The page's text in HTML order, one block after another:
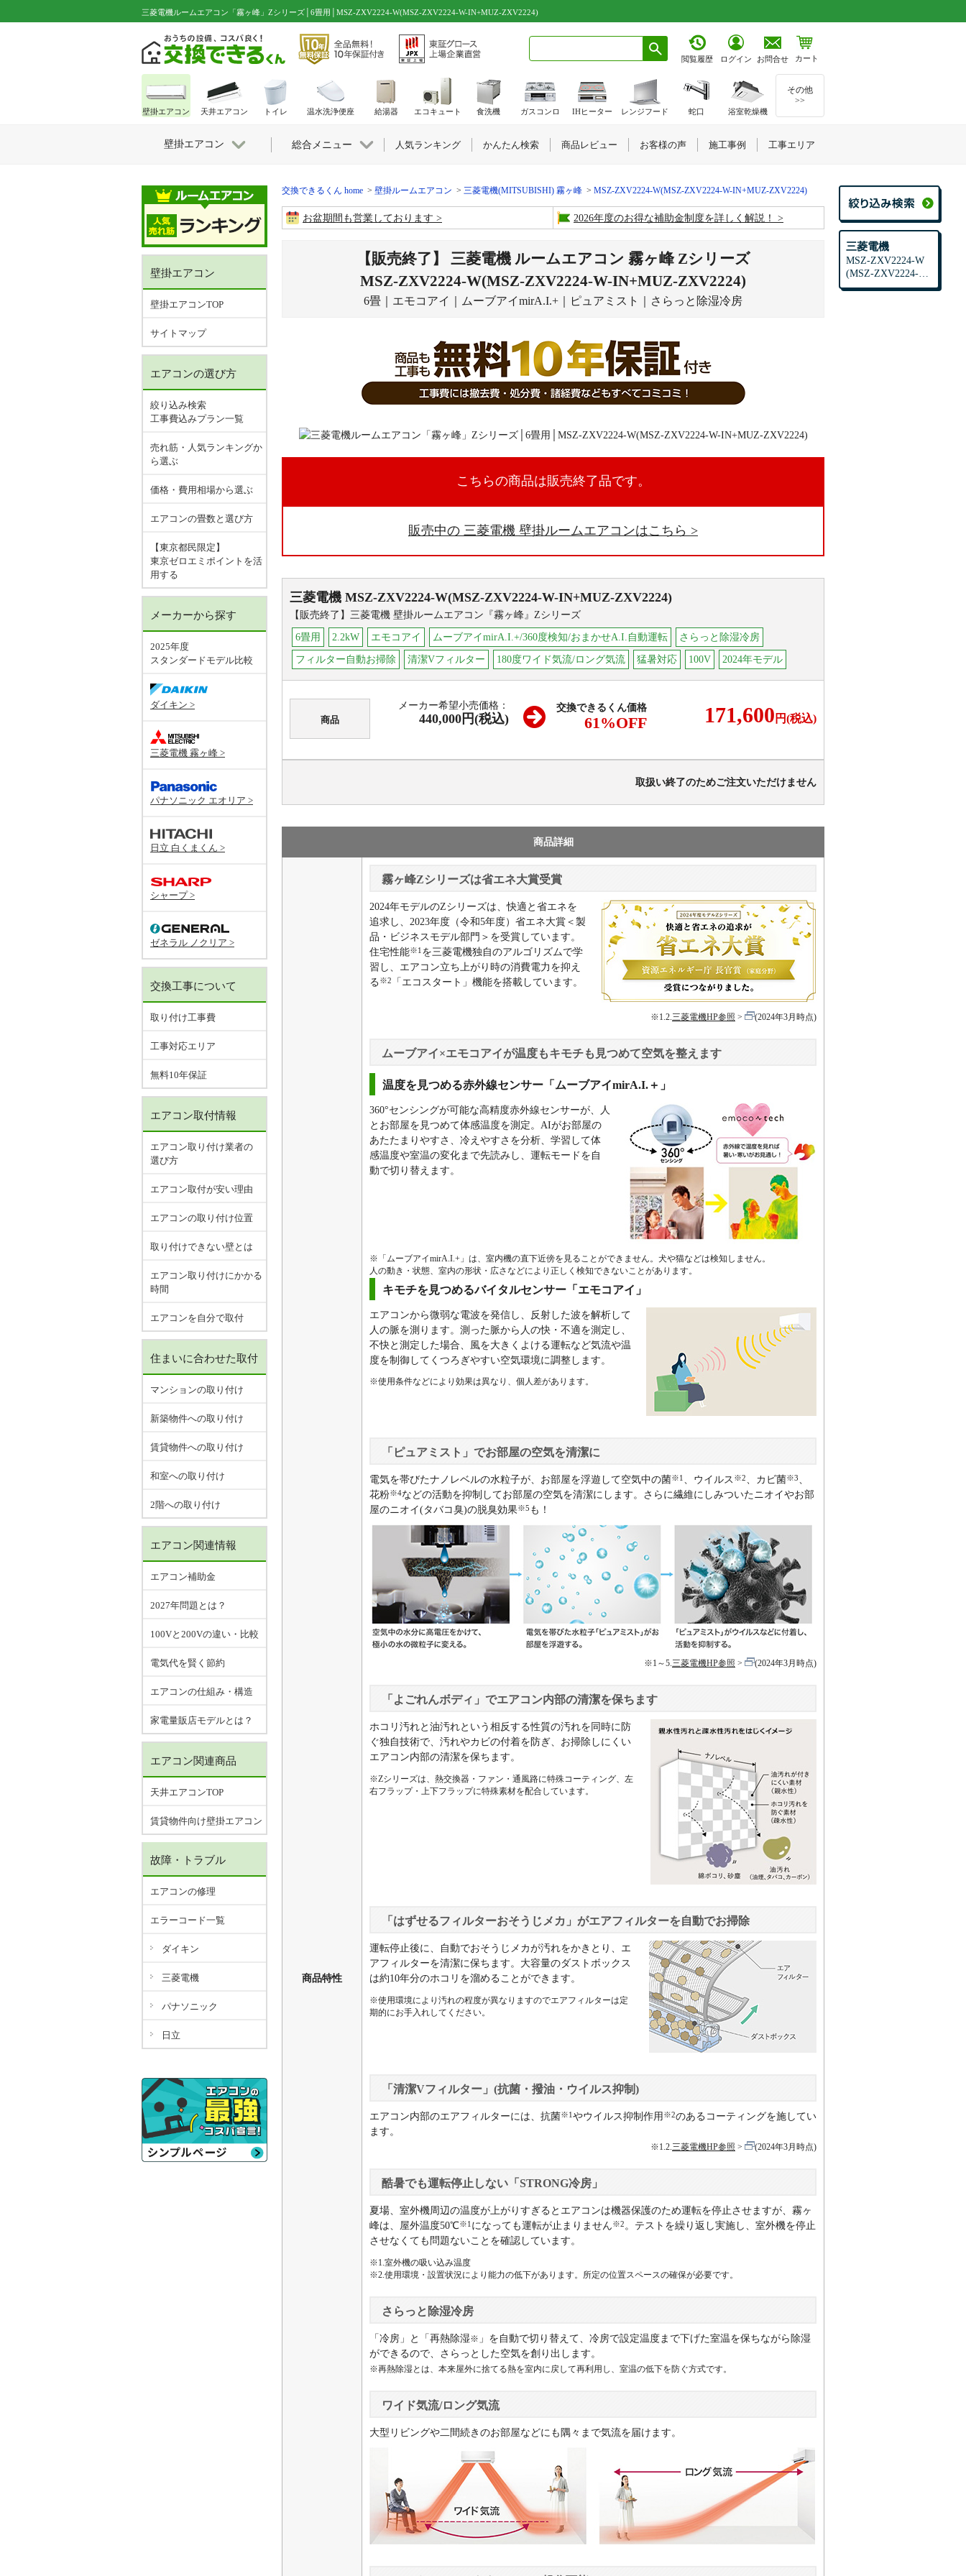
三菱電機
MSZ-ZXV2224-W
(MSZ-ZXV2224-W-
IN+MUZ-ZXV222
三菱電機ルームエアコン「霧ヶ峰」Zシリーズ│6畳用│MSZ-ZXV2224-W(MSZ-ZXV2224-W-IN+MUZ-ZXV2224)
閲覧履歴 ログイン お問合せ カート
交換できるくん home 壁掛ルームエアコン 三菱電機(MITSUBISHI) 霧ヶ峰 MSZ-ZXV2224-W(MSZ-ZXV2224-W-IN+MUZ-ZXV2224)
お盆期間も営業しております 2026年度のお得な補助金制度を詳しく解説！
【販売終了】 三菱電機 ルームエアコン 霧ヶ峰 Zシリーズ
MSZ-ZXV2224-W(MSZ-ZXV2224-W-IN+MUZ-ZXV2224)
6畳｜エモコアイ｜ムーブアイmirA.I.+｜ピュアミスト｜さらっと除湿冷房
こちらの商品は販売終了品です。
販売中の 三菱電機 壁掛ルームエアコンはこちら
三菱電機 MSZ-ZXV2224-W(MSZ-ZXV2224-W-IN+MUZ-ZXV2224)
【販売終了】三菱電機 壁掛ルームエアコン『霧ヶ峰』Zシリーズ
6畳用 2.2kW エモコアイ ムーブアイmirA.I.+/360度検知/おまかせA.I.自動運転 さらっと除湿冷房
フィルター自動お掃除 清潔Vフィルター 180度ワイド気流/ロング気流 猛暑対応 100V 2024年モデル
商品
メーカー希望小売価格：
440,000円(税込)
交換できるくん価格
61%OFF 171,600 円(税込)
取扱い終了のためご注文いただけません
商品詳細
商品特性
霧ヶ峰Zシリーズは省エネ大賞受賞
2024年モデルのZシリーズは、快適と省エネを
追求し、2023年度（令和5年度）省エネ大賞＜製
品・ビジネスモデル部門＞を受賞しています。
住宅性能※1 を三菱電機独自のアルゴリズムで学
習し、エアコン立ち上がり時の消費電力を抑え
る ※2 「エコスタート」機能を搭載しています。
※1.2.三菱電機HP参照 (2024年3月時点)
ムーブアイ×エモコアイが温度もキモチも見つめて空気を整えます
温度を見つめる赤外線センサー「ムーブアイmirA.I.＋」
360°センシングが可能な高精度赤外線センサーが、人
とお部屋を見つめて体感温度を測定。AIがお部屋の
あたたまりやすさ、冷えやすさを分析、学習して体
感温度や室温の変化まで先読みし、運転モードを自
動で切り替えます。
※「ムーブアイmirA.I.+」は、室内機の直下近傍を見ることができません。犬や猫などは検知しません。
人の動き・状態、室内の形状・広さなどにより正しく検知できないことがあります。
キモチを見つめるバイタルセンサー「エモコアイ」
エアコンから微弱な電波を発信し、反射した波を解析して
人の脈を測ります。測った脈から人の快・不適を測定し、
不快と測定した場合、風を大きくよける運転など気流や温
度を制御してくつろぎやすい空気環境に調整します。
※使用条件などにより効果は異なり、個人差があります。
「ピュアミスト」でお部屋の空気を清潔に
電気を帯びたナノレベルの水粒子が、お部屋を浮遊して空気中の菌※1 、ウイルス ※2 、カビ菌※3
花粉※4などの活動を抑制してお部屋の空気を清潔にします。さらに繊維にしみついたニオイやお部
屋のニオイ(タバコ臭)の脱臭効果※5 も！
※1～5.三菱電機HP参照 (2024年3月時点)
「よごれんボディ」でエアコン内部の清潔を保ちます
ホコリ汚れと油汚れという相反する性質の汚れを同時に防
ぐ独自技術で、汚れやカビの付着を防ぎ、お掃除しにくい
エアコン内部の清潔を保ちます。
※Zシリーズは、熱交換器・ファン・通風路に特殊コーティング、左
右フラップ・上下フラップに特殊素材を配合しています。
「はずせるフィルターおそうじメカ」がエアフィルターを自動でお掃除
運転停止後に、自動でおそうじメカが汚れをかきとり、エ
アフィルターを清潔に保ちます。大容量のダストボックス
は約10年分のホコリを溜めることができます。
※使用環境により汚れの程度が異なりますのでエアフィルターは定
期的にお手入れしてください。
「清潔Vフィルター」(抗菌・撥油・ウイルス抑制)
エアコン内部のエアフィルターには、抗菌※1 やウイルス抑制作用 ※2のあるコーティングを施してい
ます。
※1.2.三菱電機HP参照 (2024年3月時点)
酷暑でも運転停止しない「STRONG冷房」
夏場、室外機周辺の温度が上がりすぎるとエアコンは機器保護のため運転を停止させますが、霧ヶ
峰は、屋外温度50℃※1 になっても運転が止まりません※2。テストを繰り返し実施し、室外機を停止
させなくても問題ないことを確認しています。
※1.室外機の吸い込み温度
※2.使用環境・設置状況により能力の低下があります。所定の位置スペースの確保が必要です。
さらっと除湿冷房
「冷房」と「再熱除湿※ 」を自動で切り替えて、冷房で設定温度まで下げた室温を保ちながら除湿
ができるので、さらっとした空気を創り出します。
※再熱除湿とは、本来屋外に捨てる熱を室内に戻して再利用し、室温の低下を防ぐ方式です。
ワイド気流/ロング気流
大型リビングや二間続きのお部屋などにも隅々まで気流を届けます。
壁掛エアコン
壁掛エアコンTOP
サイトマップ
エアコンの選び方
絞り込み検索
工事費込みプラン一覧
売れ筋・人気ランキングか
ら選ぶ
価格・費用相場から選ぶ
エアコンの畳数と選び方
【東京都民限定】
東京ゼロエミポイントを活
用する
メーカーから探す
2025年度
スタンダードモデル比較
ダイキン >
三菱電機 霧ヶ峰 >
パナソニック エオリア >
日立 白くまくん >
シャープ >
ゼネラル ノクリア >
交換工事について
取り付け工事費
工事対応エリア
無料10年保証
エアコン取付情報
エアコン取り付け業者の
選び方
エアコン取付が安い理由
エアコンの取り付け位置
取り付けできない壁とは
エアコン取り付けにかかる
時間
エアコンを自分で取付
住まいに合わせた取付
マンションの取り付け
新築物件への取り付け
賃貸物件への取り付け
和室への取り付け
2階への取り付け
エアコン関連情報
エアコン補助金
2027年問題とは？
100Vと200Vの違い・比較
電気代を賢く節約
エアコンの仕組み・構造
家電量販店モデルとは？
エアコン関連商品
天井エアコンTOP
賃貸物件向け壁掛エアコン
故障・トラブル
エアコンの修理
エラーコード一覧
ダイキン
三菱電機
パナソニック
日立
壁掛エアコン 天井エアコン トイレ 温水洗浄便座 給湯器 エコキュート 食洗機 ガスコンロ IHヒーター レンジフード 蛇口 浴室乾燥機
その他
>>
壁掛エアコン 総合メニュー 人気ランキング かんたん検索 商品レビュー お客様の声 施工事例 工事エリア